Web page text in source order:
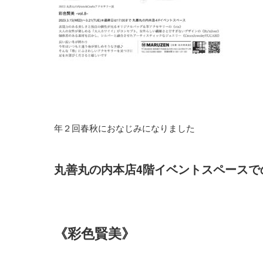
年２回春秋におなじみになりました
丸善丸の内本店4階イベントスペース
《彩色賢美》